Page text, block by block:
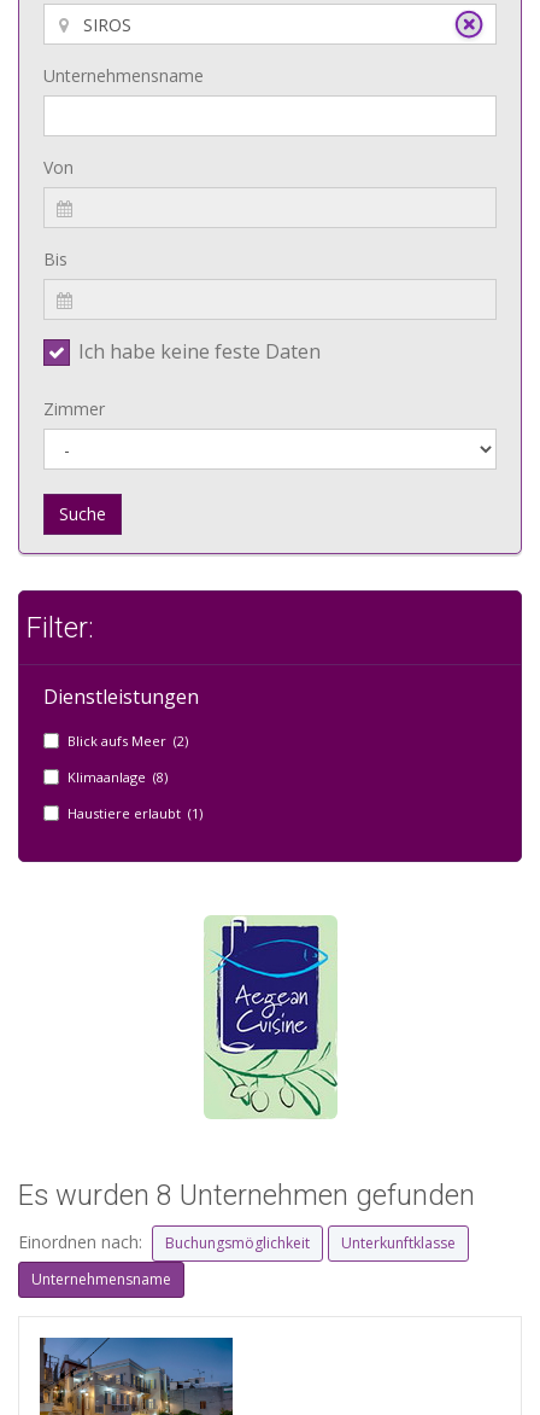
Unternehmensname
Von
Bis
Ich habe keine feste Daten
Zimmer
Suche
Filter:
Dienstleistungen
Blick aufs Meer (2)
Klimaanlage (8)
Haustiere erlaubt (1)
Es wurden 8 Unternehmen gefunden
Einordnen nach: Buchungsmöglichkeit
Unterkunftklasse
Unternehmensname